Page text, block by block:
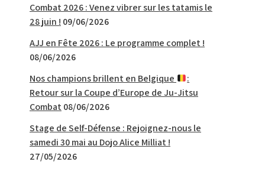
Combat 2026 : Venez vibrer sur les tatamis le
28 juin ! 09/06/2026
AJJ en Fête 2026 : Le programme complet !
08/06/2026
Nos champions brillent en Belgique
:
Retour sur la Coupe d’Europe de Ju-Jitsu
Combat 08/06/2026
Stage de Self-Défense : Rejoignez-nous le
samedi 30 mai au Dojo Alice Milliat !
27/05/2026